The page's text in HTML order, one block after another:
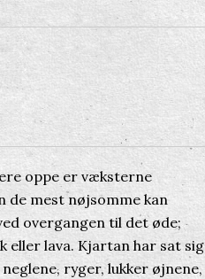
oppe er væksterne
de mest nøjsomme kan
overgangen til det øde;
eller lava. Kjartan har sat sig
ryger, lukker øjnene,